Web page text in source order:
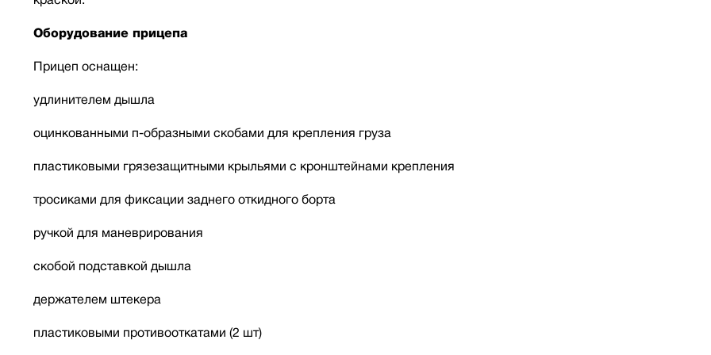
Оборудование прицепа
Прицеп оснащен:
удлинителем дышла
оцинкованными п-образными скобами для крепления груза
пластиковыми грязезащитными крыльями с кронштейнами крепления
тросиками для фиксации заднего откидного борта
ручкой для маневрирования
скобой подставкой дышла
держателем штекера
пластиковыми противооткатами (2 шт)